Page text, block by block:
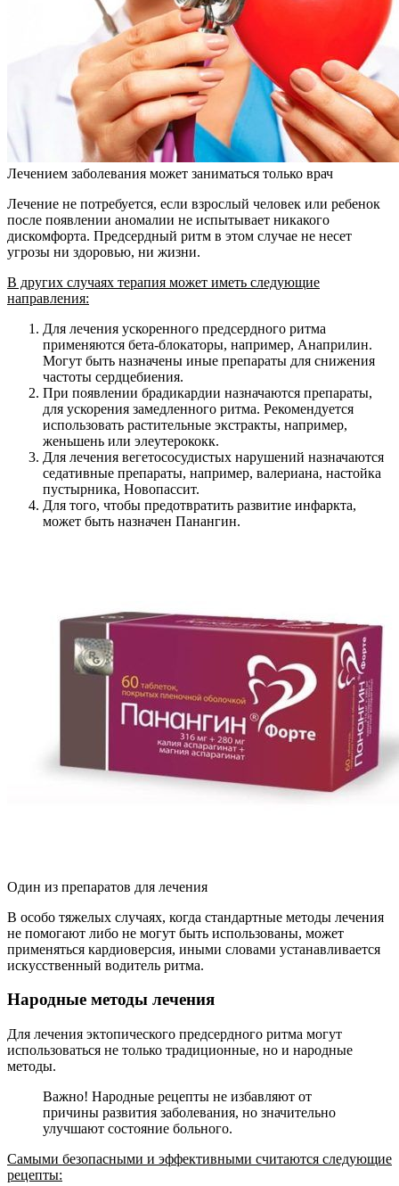
Лечением заболевания может заниматься только врач
Лечение не потребуется, если взрослый человек или ребенок
после появлении аномалии не испытывает никакого
дискомфорта. Предсердный ритм в этом случае не несет
угрозы ни здоровью, ни жизни.
В других случаях терапия может иметь следующие
направления:
Для лечения ускоренного предсердного ритма
применяются бета-блокаторы, например, Анаприлин.
Могут быть назначены иные препараты для снижения
частоты сердцебиения.
При появлении брадикардии назначаются препараты,
для ускорения замедленного ритма. Рекомендуется
использовать растительные экстракты, например,
женьшень или элеутерококк.
Для лечения вегетососудистых нарушений назначаются
седативные препараты, например, валериана, настойка
пустырника, Новопассит.
Для того, чтобы предотвратить развитие инфаркта,
может быть назначен Панангин.
Один из препаратов для лечения
В особо тяжелых случаях, когда стандартные методы лечения
не помогают либо не могут быть использованы, может
применяться кардиоверсия, иными словами устанавливается
искусственный водитель ритма.
Народные методы лечения
Для лечения эктопического предсердного ритма могут
использоваться не только традиционные, но и народные
методы.
Важно! Народные рецепты не избавляют от
причины развития заболевания, но значительно
улучшают состояние больного.
Самыми безопасными и эффективными считаются следующие
рецепты: